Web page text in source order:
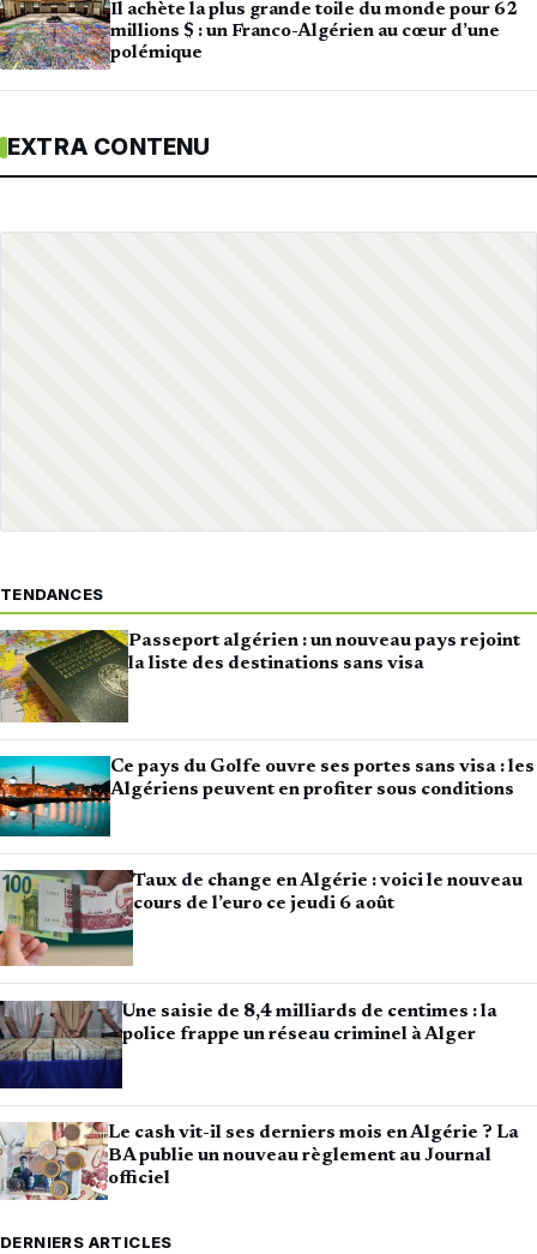
Il achète la plus grande toile du monde pour 62
millions $ : un Franco-Algérien au cœur d’une
polémique
EXTRA CONTENU
TENDANCES
Passeport algérien : un nouveau pays rejoint
la liste des destinations sans visa
Ce pays du Golfe ouvre ses portes sans visa : les
Algériens peuvent en profiter sous conditions
Taux de change en Algérie : voici le nouveau
cours de l’euro ce jeudi 6 août
Une saisie de 8,4 milliards de centimes : la
police frappe un réseau criminel à Alger
Le cash vit-il ses derniers mois en Algérie ? La
BA publie un nouveau règlement au Journal
officiel
DERNIERS ARTICLES